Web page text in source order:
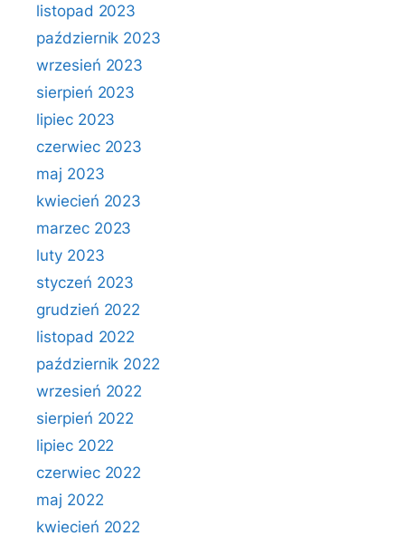
listopad 2023
październik 2023
wrzesień 2023
sierpień 2023
lipiec 2023
czerwiec 2023
maj 2023
kwiecień 2023
marzec 2023
luty 2023
styczeń 2023
grudzień 2022
listopad 2022
październik 2022
wrzesień 2022
sierpień 2022
lipiec 2022
czerwiec 2022
maj 2022
kwiecień 2022